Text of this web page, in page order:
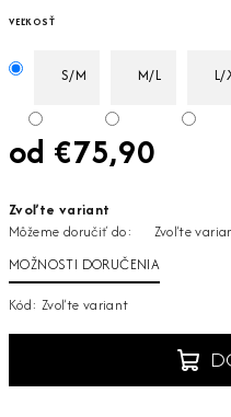
VEĽKOSŤ
S/M M/L L/
od €75,90
cena:
Zvoľte variant
Môžeme doručiť do:
Zvoľte
MOŽNOSTI DORUČENIA
Kód: Zvoľte variant